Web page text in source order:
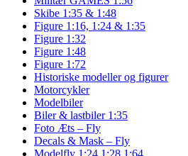
Skibe 1:35 & 1:48
Figure 1:16, 1:24 & 1:35
Figure 1:32
Figure 1:48
Figure 1:72
Historiske modeller og figurer
Motorcykler
Modelbiler
Biler & lastbiler 1:35
Foto Æts – Fly
Decals & Mask – Fly